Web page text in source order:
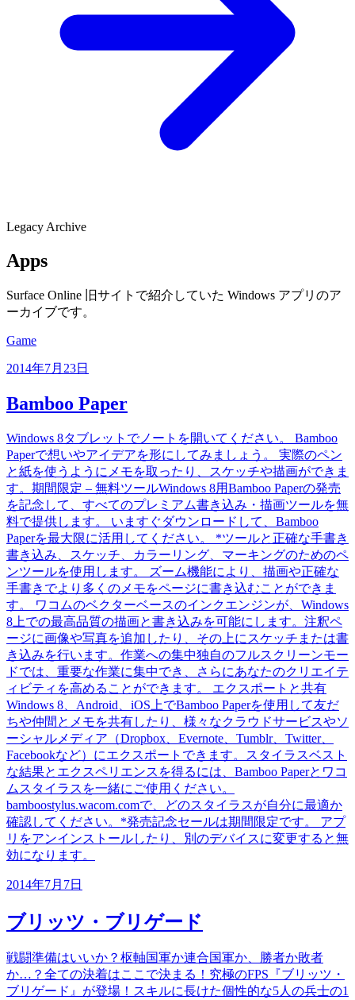
Legacy Archive
Apps
Surface Online 旧サイトで紹介していた Windows アプリのア
ーカイブです。
Game
2014年7月23日
Bamboo Paper
Windows 8タブレットでノートを開いてください。 Bamboo
Paperで想いやアイデアを形にしてみましょう。 実際のペン
と紙を使うようにメモを取ったり、スケッチや描画ができま
す。期間限定 – 無料ツールWindows 8用Bamboo Paperの発売
を記念して、すべてのプレミアム書き込み・描画ツールを無
料で提供します。 いますぐダウンロードして、Bamboo
Paperを最大限に活用してください。 *ツールと正確な手書き
書き込み、スケッチ、カラーリング、マーキングのためのペ
ンツールを使用します。 ズーム機能により、描画や正確な
手書きでより多くのメモをページに書き込むことができま
す。 ワコムのベクターベースのインクエンジンが、Windows
8上での最高品質の描画と書き込みを可能にします。注釈ペ
ージに画像や写真を追加したり、その上にスケッチまたは書
き込みを行います。作業への集中独自のフルスクリーンモー
ドでは、重要な作業に集中でき、さらにあなたのクリエイテ
ィビティを高めることができます。 エクスポートと共有
Windows 8、Android、iOS上でBamboo Paperを使用して友だ
ちや仲間とメモを共有したり、様々なクラウドサービスやソ
ーシャルメディア（Dropbox、Evernote、Tumblr、Twitter、
Facebookなど）にエクスポートできます。スタイラスベスト
な結果とエクスペリエンスを得るには、Bamboo Paperとワコ
ムスタイラスを一緒にご使用ください。
bamboostylus.wacom.comで、どのスタイラスが自分に最適か
確認してください。*発売記念セールは期間限定です。 アプ
リをアンインストールしたり、別のデバイスに変更すると無
効になります。
2014年7月7日
ブリッツ・ブリゲード
戦闘準備はいいか？枢軸国軍か連合国軍か、勝者か敗者
か…？全ての決着はここで決まる！究極のFPS『ブリッツ・
ブリゲード』が登場！スキルに長けた個性的な5人の兵士の1